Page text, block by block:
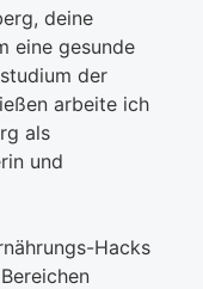
deine
eine gesunde
der
arbeite ich
als
und
Hacks